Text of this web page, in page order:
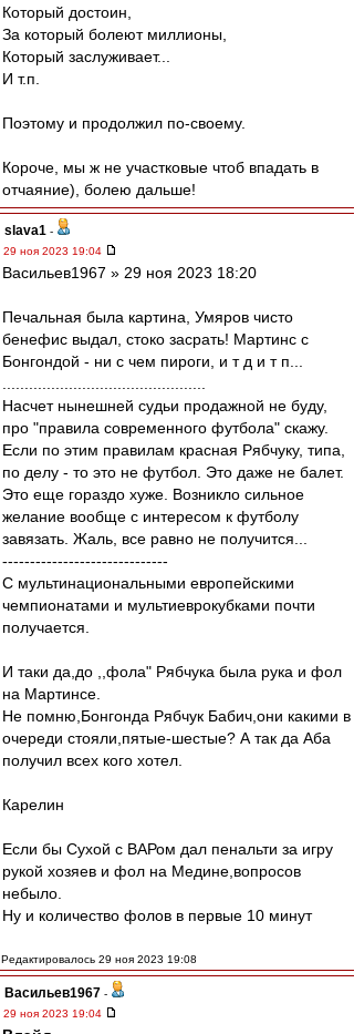
Который достоин,
За который болеют миллионы,
Который заслуживает...
И т.п.
Поэтому и продолжил по-своему.
Короче, мы ж не участковые чтоб впадать в
отчаяние), болею дальше!
slava1 -
29 ноя 2023 19:04
Васильев1967 » 29 ноя 2023 18:20
Печальная была картина, Умяров чисто
бенефис выдал, стоко засрать! Мартинс с
Бонгондой - ни с чем пироги, и т д и т п...
Насчет нынешней судьи продажной не буду,
про "правила современного футбола" скажу.
Если по этим правилам красная Рябчуку, типа,
по делу - то это не футбол. Это даже не балет.
Это еще гораздо хуже. Возникло сильное
желание вообще с интересом к футболу
завязать. Жаль, все равно не получится...
------------------------------
С мультинациональными европейскими
чемпионатами и мультиеврокубками почти
получается.
И таки да,до ,,фола" Рябчука была рука и фол
на Мартинсе.
Не помню,Бонгонда Рябчук Бабич,они какими в
очереди стояли,пятые-шестые? А так да Аба
получил всех кого хотел.
Карелин
Если бы Сухой с ВАРом дал пенальти за игру
рукой хозяев и фол на Медине,вопросов
небыло.
Ну и количество фолов в первые 10 минут
Редактировалось 29 ноя 2023 19:08
Васильев1967 -
29 ноя 2023 19:04